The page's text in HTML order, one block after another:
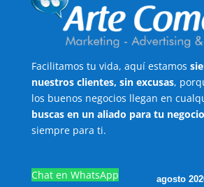
Facilitamos tu vida, aquí estamos
nuestros clientes, sin excusas,
los buenos negocios llegan en
buscas en un aliado para tu
siempre para ti.
Chat en WhatsApp agosto